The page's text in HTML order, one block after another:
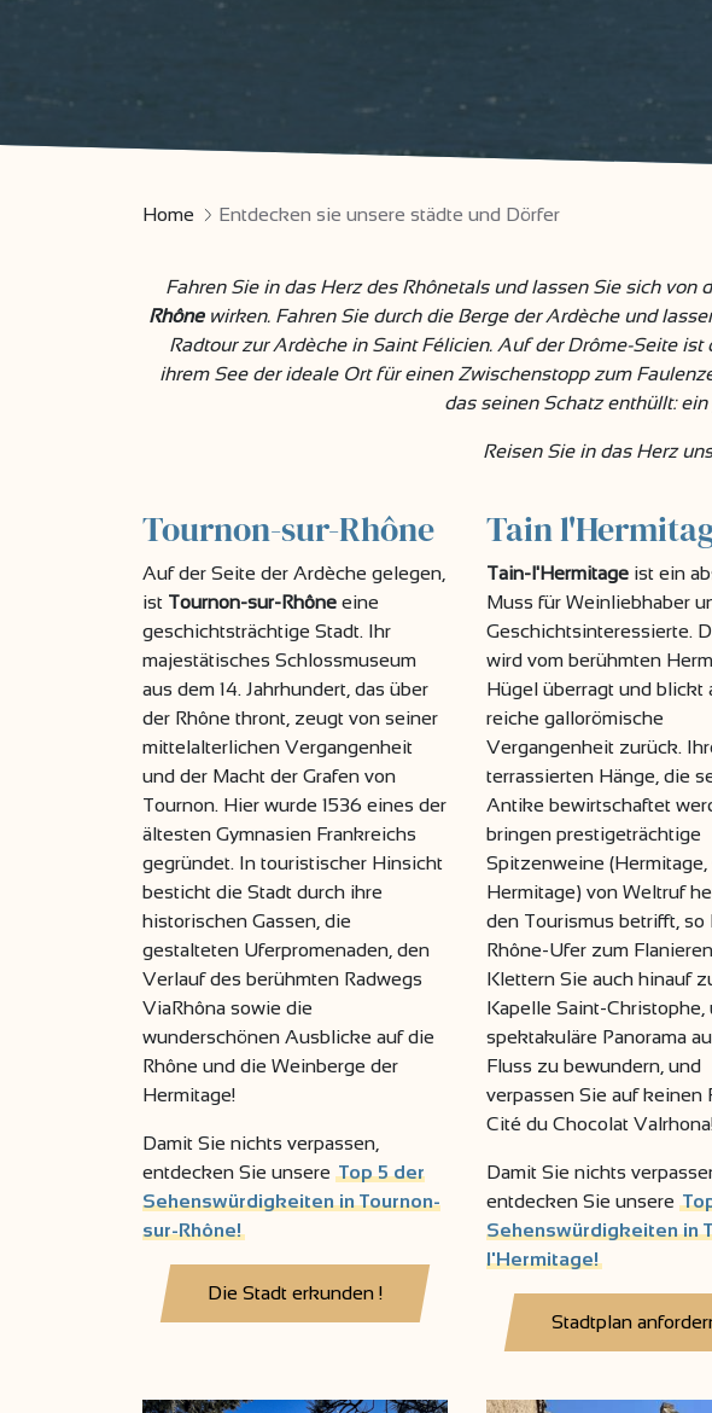
Home Entdecken sie unsere städte und Dörfer
Fahren Sie in das Herz des Rhônetals und lassen Sie sich von
Rhônewirken. Fahren Sie durch die Berge der Ardèche und
Radtour zur Ardèche in Saint Félicien. Auf der Drôme-Seite ist
ihrem See der ideale Ort für einen Zwischenstopp zum
das seinen Schatz enthüllt:
Reisen Sie in das Herz
Tournon-sur-Rhône
Auf der Seite der Ardèche gelegen,
ist Tournon-sur-Rhône eine
geschichtsträchtige Stadt. Ihr
majestätisches Schlossmuseum
aus dem 14. Jahrhundert, das über
der Rhône thront, zeugt von seiner
mittelalterlichen Vergangenheit
und der Macht der Grafen von
Tournon. Hier wurde 1536 eines der
ältesten Gymnasien Frankreichs
gegründet. In touristischer Hinsicht
besticht die Stadt durch ihre
historischen Gassen, die
gestalteten Uferpromenaden, den
Verlauf des berühmten Radwegs
ViaRhôna sowie die
wunderschönen Ausblicke auf die
Rhône und die Weinberge der
Hermitage!
Damit Sie nichts verpassen,
entdecken Sie unsere Top 5 der
Sehenswürdigkeiten in Tournon-
sur-Rhône!
Die Stadt erkunden !
Tain
Tain-l'Hermitage ist ein
Muss für Weinliebhaber
Geschichtsinteressierte.
wird vom berühmten
Hügel überragt und blickt
reiche gallorömische
Vergangenheit zurück.
terrassierten Hänge, die
Antike bewirtschaftet
bringen prestigeträchtige
Spitzenweine (Hermitage,
Hermitage) von Weltruf
den Tourismus betrifft, so
Rhône-Ufer zum
Klettern Sie auch hinauf
Kapelle Saint-Christophe,
spektakuläre Panorama
Fluss zu bewundern, und
verpassen Sie auf keinen
Cité du Chocolat
Damit Sie nichts
entdecken Sie unsere
Sehenswürdigkeiten in
l'Hermitage!
Stadtplan